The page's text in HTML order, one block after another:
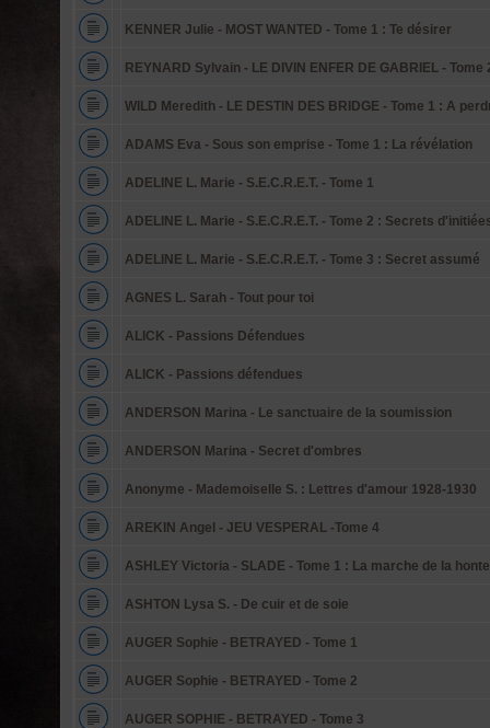
KENNER Julie - MOST WANTED - Tome 1 : Te désirer
REYNARD Sylvain - LE DIVIN ENFER DE GABRIEL - Tome
WILD Meredith - LE DESTIN DES BRIDGE - Tome 1 : A
ADAMS Eva - Sous son emprise - Tome 1 : La révélation
ADELINE L. Marie - S.E.C.R.E.T. - Tome 1
ADELINE L. Marie - S.E.C.R.E.T. - Tome 2 : Secrets
ADELINE L. Marie - S.E.C.R.E.T. - Tome 3 : Secret assumé
AGNES L. Sarah - Tout pour toi
ALICK - Passions Défendues
ALICK - Passions défendues
ANDERSON Marina - Le sanctuaire de la soumission
ANDERSON Marina - Secret d'ombres
Anonyme - Mademoiselle S. : Lettres d'amour 1928-1930
AREKIN Angel - JEU VESPERAL -Tome 4
ASHLEY Victoria - SLADE - Tome 1 : La marche de la honte
ASHTON Lysa S. - De cuir et de soie
AUGER Sophie - BETRAYED - Tome 1
AUGER Sophie - BETRAYED - Tome 2
AUGER SOPHIE - BETRAYED - Tome 3